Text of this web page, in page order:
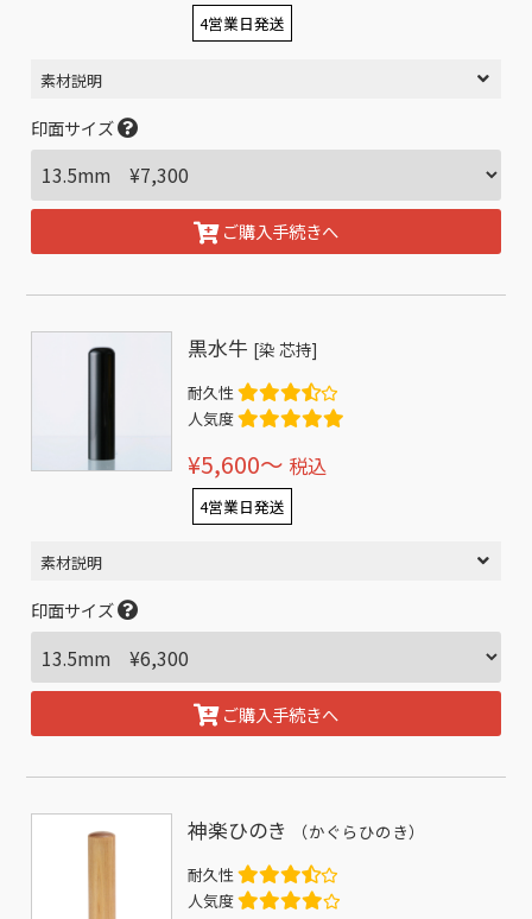
4営業日発送
素材説明
印面サイズ
ご購入手続きへ
黒水牛 [染 芯持]
耐久性
人気度
¥5,600〜 税込
4営業日発送
素材説明
印面サイズ
ご購入手続きへ
神楽ひのき （かぐらひのき）
耐久性
人気度